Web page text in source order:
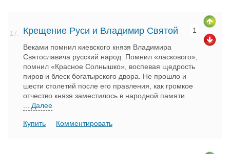
17. Крещение Руси и Владимир Святой 1
Веками помнил киевского князя Владимира
Святославича русский народ. Помнил «ласкового»,
помнил «Красное Солнышко», воспевая щедрость
пиров и блеск богатырского двора. Не прошло и
шести столетий после его правления, как громкое
отчество князя заместилось в народной памяти
... Далее
Купить Комментировать